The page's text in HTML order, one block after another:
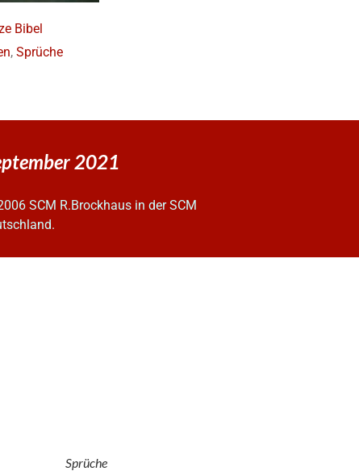
Bibel
, Sprüche
2021
SCM R.Brockhaus in der SCM
Sprüche